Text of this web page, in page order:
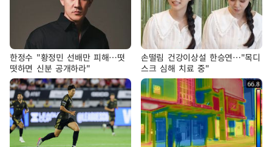
한정수 "황정민 선배만 피해…떳
떳하면 신분 공개하라"
손떨림 건강이상설 한승연…"목디
스크 심해 치료 중"